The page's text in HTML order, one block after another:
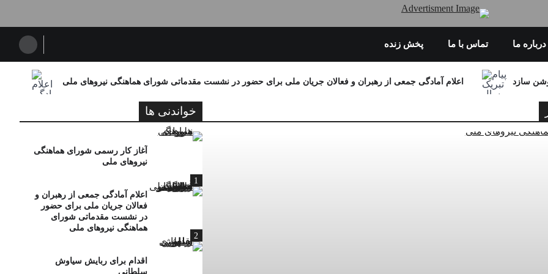
درباره ما تماس با ما پخش زنده
اعلام آمادگی جمعی از رهبران و فعالان جریان ملی برای حضور در نشست مقدماتی شورای هماهنگی نیروهای ملی
خواندنی ها
1
آغاز کار رسمی شورای هماهنگی
نیروهای ملی
2
اعلام آمادگی جمعی از رهبران و
فعالان جریان ملی برای حضور
در نشست مقدماتی شورای
هماهنگی نیروهای ملی
اقدام برای ربایش سیاوش
سلطانی